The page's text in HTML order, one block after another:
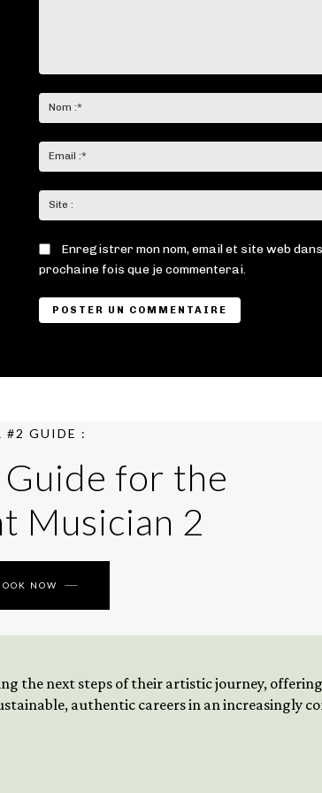
Enregistrer mon nom, email et site web
prochaine fois que je commenterai.
#2 GUIDE :
for the
Musician 2
NOW
the next steps of their artistic journey,
authentic careers in an increasingly